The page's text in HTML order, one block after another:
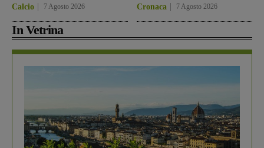
Calcio 7 Agosto 2026 Cronaca 7 Agosto 2026
In Vetrina